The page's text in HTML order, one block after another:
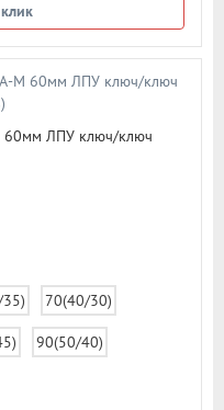
ЛПУ ключ/ключ
70(40/30)
90(50/40)